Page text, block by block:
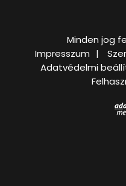
Minden jog
Impresszum
Adatvédelmi